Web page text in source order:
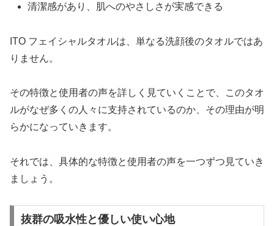
清潔感があり、肌へのやさしさが実感できる
ITO フェイシャルタオルは、単なる洗顔後のタオルではあ
りません。
その特徴と使用者の声を詳しく見ていくことで、このタオ
ルがなぜ多くの人々に支持されているのか、その理由が明
らかになっていきます。
それでは、具体的な特徴と使用者の声を一つずつ見ていき
ましょう。
抜群の吸水性と優しい使い心地